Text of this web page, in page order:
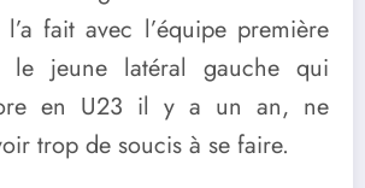
l’a fait avec l’équipe première
le jeune latéral gauche qui
en U23 il y a un an, ne
trop de soucis à se faire.